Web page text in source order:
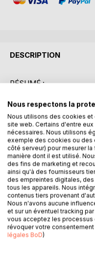
DESCRIPTION
RÉSUMÉ :
"L'Homme qui rit" de
philosophique et social
l'Angleterre du XVIIe
jeune homme défiguré
trafiquants d'enfants, qui
sur le visage. Recueilli
et Déa, une jeune fille
attraction foraine. À
des thèmes profonds
monstruosité physique
Le roman dépeint un
trompeuses masquent
déconcertantes, et où
transcender la laideur
aristocratique et des
Nous respectons la
Nous utilisons des cookies
site web. Certains d'entre
nécessaires. Nous utilisons
exemple des cookies ou des
côté serveur) pour mesurer
manière dont il est utilisé.
des fins de marketing et
ainsi qu'à des fournisseurs
des empreintes digitales,
tous les appareils. Nous
contenus tiers provenant
Nous n'avons aucune
et sur un éventuel tracking
vous acceptez les
révoquer votre
légales BoD)